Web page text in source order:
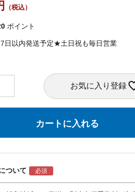
ポイント
7日以内発送予定★土日祝も毎日営業
お気に入り登録
カートに入れる
ついて